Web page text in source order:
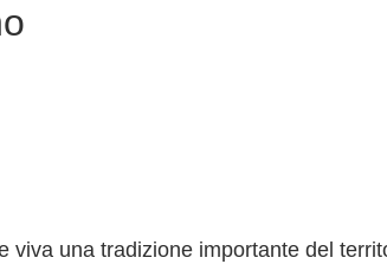
viva una tradizione importante del